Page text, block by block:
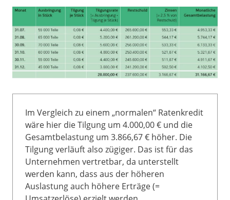
Im Vergleich zu einem „normalen“ Ratenkredit
wäre hier die Tilgung um 4.000,00 € und die
Gesamtbelastung um 3.866,67 € höher. Die
Tilgung verläuft also zügiger. Das ist für das
Unternehmen vertretbar, da unterstellt
werden kann, dass aus der höheren
Auslastung auch höhere Erträge (=